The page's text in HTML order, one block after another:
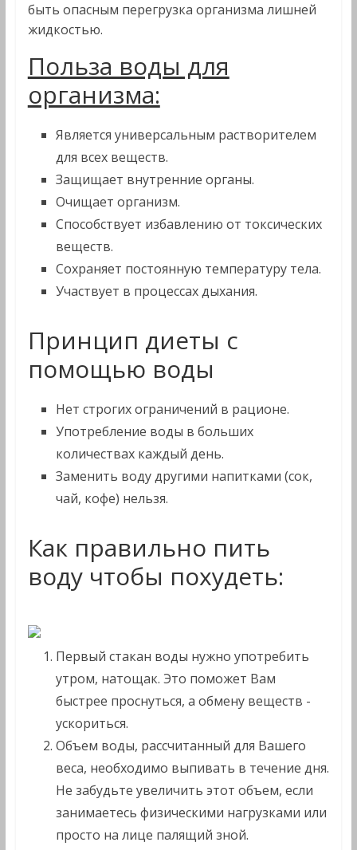
быть опасным перегрузка организма лишней
жидкостью.
Польза воды для
организма:
Является универсальным растворителем
для всех веществ.
Защищает внутренние органы.
Очищает организм.
Способствует избавлению от токсических
веществ.
Сохраняет постоянную температуру тела.
Участвует в процессах дыхания.
Принцип диеты с
помощью воды
Нет строгих ограничений в рационе.
Употребление воды в больших
количествах каждый день.
Заменить воду другими напитками (сок,
чай, кофе) нельзя.
Как правильно пить
воду чтобы похудеть:
Первый стакан воды нужно употребить
утром, натощак. Это поможет Вам
быстрее проснуться, а обмену веществ -
ускориться.
Объем воды, рассчитанный для Вашего
веса, необходимо выпивать в течение дня.
Не забудьте увеличить этот объем, если
занимаетесь физическими нагрузками или
просто на лице палящий зной.